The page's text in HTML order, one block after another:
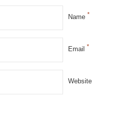
Name *
Email *
Website